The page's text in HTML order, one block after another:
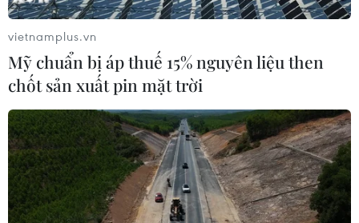
TIN CÙNG CHUYÊN MỤC
Chủ tịch Liên đoàn Bóng đá thế giới
chịu sức ép chưa từng có
06/08/2026 04:12
Futsal Việt Nam bất bại sau trận hòa
khó tin trước chủ nhà Thái Lan
06/08/2026 02:38
vietnamplus.vn
Mỹ chuẩn bị áp thuế 15% nguyên liệu then
chốt sản xuất pin mặt trời